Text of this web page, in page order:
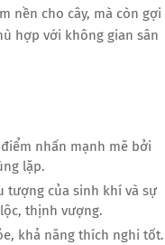
nền cho cây, mà còn gợi
hợp với không gian sân
nhấn mạnh mẽ bởi
lặp.
tượng của sinh khí và sự
thịnh vượng.
khả năng thích nghi tốt.